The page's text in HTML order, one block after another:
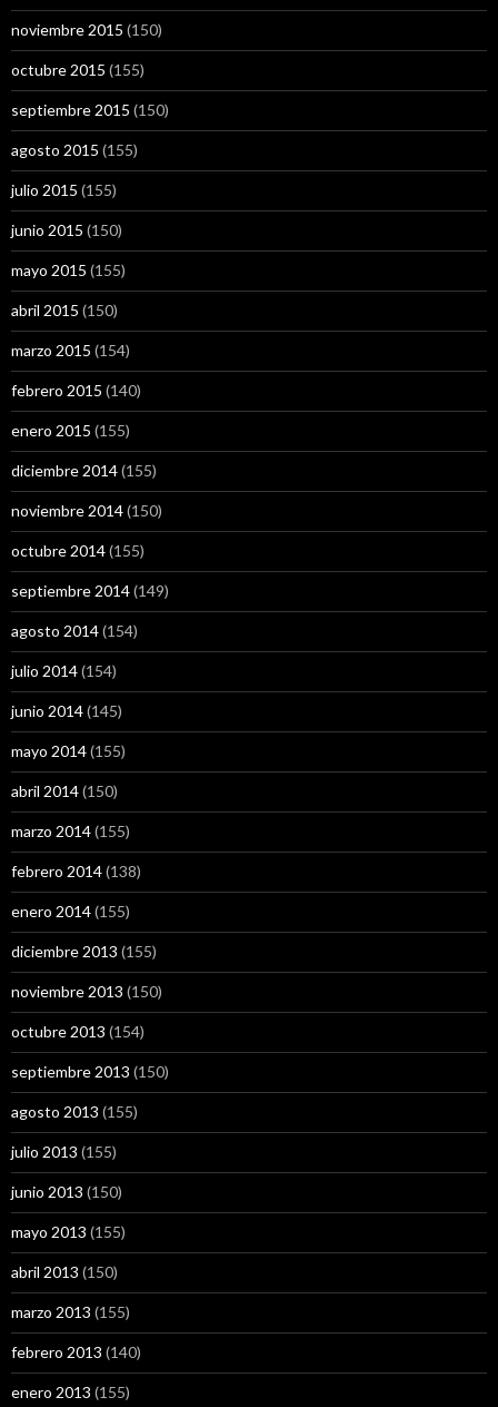
noviembre 2015 (150)
octubre 2015 (155)
septiembre 2015 (150)
agosto 2015 (155)
julio 2015 (155)
junio 2015 (150)
mayo 2015 (155)
abril 2015 (150)
marzo 2015 (154)
febrero 2015 (140)
enero 2015 (155)
diciembre 2014(155)
noviembre 2014(150)
octubre 2014(155)
septiembre 2014(149)
agosto 2014(154)
julio 2014(154)
junio 2014(145)
mayo 2014(155)
abril 2014(150)
marzo 2014(155)
febrero 2014(138)
enero 2014(155)
diciembre 2013 (155)
noviembre 2013 (150)
octubre 2013 (154)
septiembre 2013 (150)
agosto 2013 (155)
julio 2013 (155)
junio 2013 (150)
mayo 2013 (155)
abril 2013 (150)
marzo 2013 (155)
febrero 2013 (140)
enero 2013 (155)